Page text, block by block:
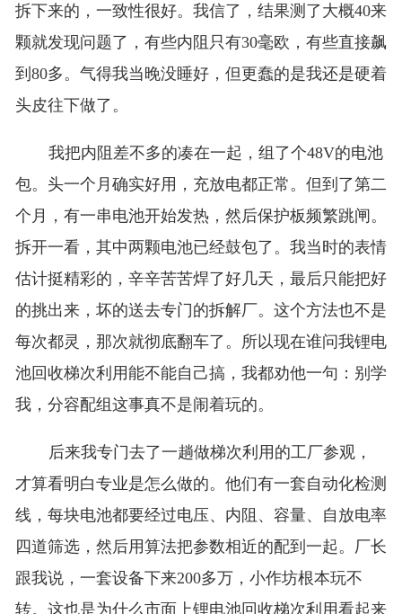
拆下来的，一致性很好。我信了，结果测了大概40来
颗就发现问题了，有些内阻只有30毫欧，有些直接飙
到80多。气得我当晚没睡好，但更蠢的是我还是硬着
头皮往下做了。
我把内阻差不多的凑在一起，组了个48V的电池
包。头一个月确实好用，充放电都正常。但到了第二
个月，有一串电池开始发热，然后保护板频繁跳闸。
拆开一看，其中两颗电池已经鼓包了。我当时的表情
估计挺精彩的，辛辛苦苦焊了好几天，最后只能把好
的挑出来，坏的送去专门的拆解厂。这个方法也不是
每次都灵，那次就彻底翻车了。所以现在谁问我锂电
池回收梯次利用能不能自己搞，我都劝他一句：别学
我，分容配组这事真不是闹着玩的。
后来我专门去了一趟做梯次利用的工厂参观，
才算看明白专业是怎么做的。他们有一套自动化检测
线，每块电池都要经过电压、内阻、容量、自放电率
四道筛选，然后用算法把参数相近的配到一起。厂长
跟我说，一套设备下来200多万，小作坊根本玩不
转。这也是为什么市面上锂电池回收梯次利用看起来